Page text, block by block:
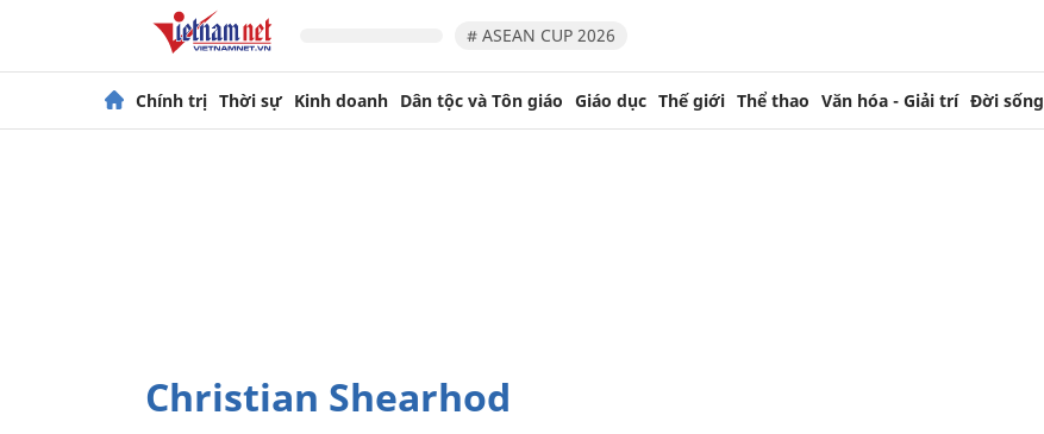
# ASEAN CUP 2026
Chính trị Thời sự Kinh doanh Dân tộc và Tôn giáo Giáo dục Thế giới Thể thao Văn hóa - Giải trí Đời sống
Christian Shearhod